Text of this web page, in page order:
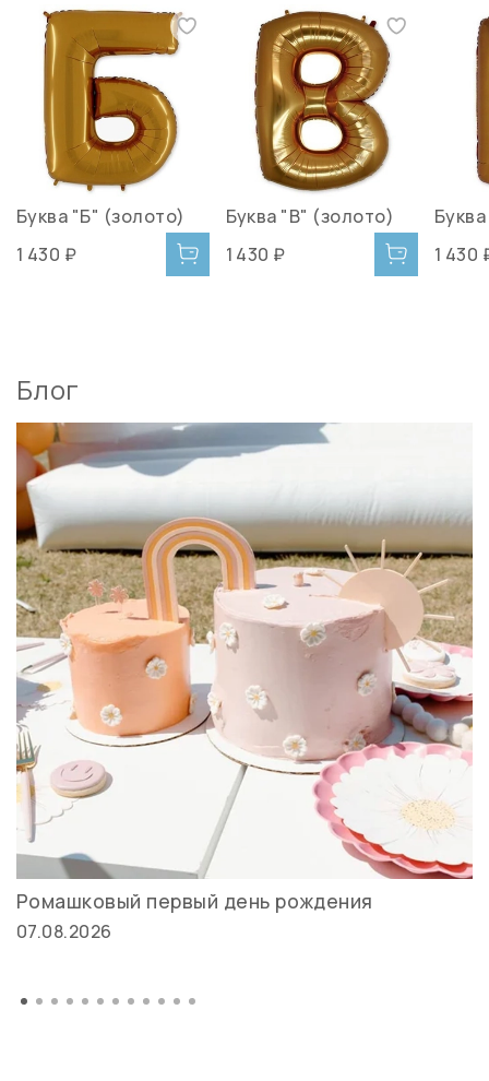
Буква "Б" (золото)
1 430 ₽
Буква "В" (золото)
1 430 ₽
1 430
Блог
Ромашковый первый день рождения
07.08.2026